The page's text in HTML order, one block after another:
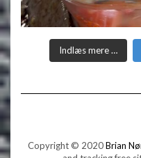
Indlæs mere …
Copyright © 2020Brian